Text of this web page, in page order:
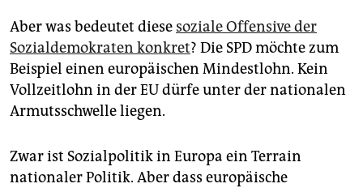
Aber was bedeutet diese soziale Offensive der
Sozialdemokraten konkret? Die SPD möchte zum
Beispiel einen europäischen Mindestlohn. Kein
Vollzeitlohn in der EU dürfe unter der nationalen
Armutsschwelle liegen.
Zwar ist Sozialpolitik in Europa ein Terrain
nationaler Politik. Aber dass europäische